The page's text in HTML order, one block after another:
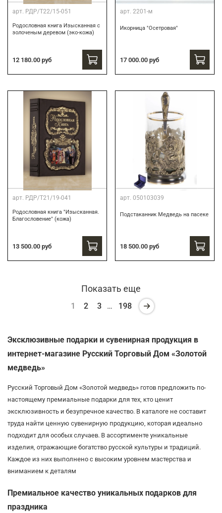
арт. РДР/Т22/15-051
Родословная книга Изысканная с
золоченым деревом (эко-кожа)
12 180.00 руб
арт. 2201-м
Икорница "Осетровая"
17 000.00 руб
арт. РДР/Т21/19-041
Родословная книга "Изысканная.
Благословение" (кожа)
13 500.00 руб
арт. 050103039
Подстаканник Медведь на пасеке
18 500.00 руб
Показать еще
1 2 3 … 198
Эксклюзивные подарки и сувенирная продукция в
интернет-магазине Русский Торговый Дом «Золотой
медведь»
Русский Торговый Дом «Золотой медведь» готов предложить по-
настоящему премиальные подарки для тех, кто ценит
эксклюзивность и безупречное качество. В каталоге не составит
труда найти ценную сувенирную продукцию, которая идеально
подходит для особых случаев. В ассортименте уникальные
изделия, отражающие богатство русской культуры и традиций.
Каждое из них выполнено с высоким уровнем мастерства и
вниманием к деталям
Премиальное качество уникальных подарков для
праздника